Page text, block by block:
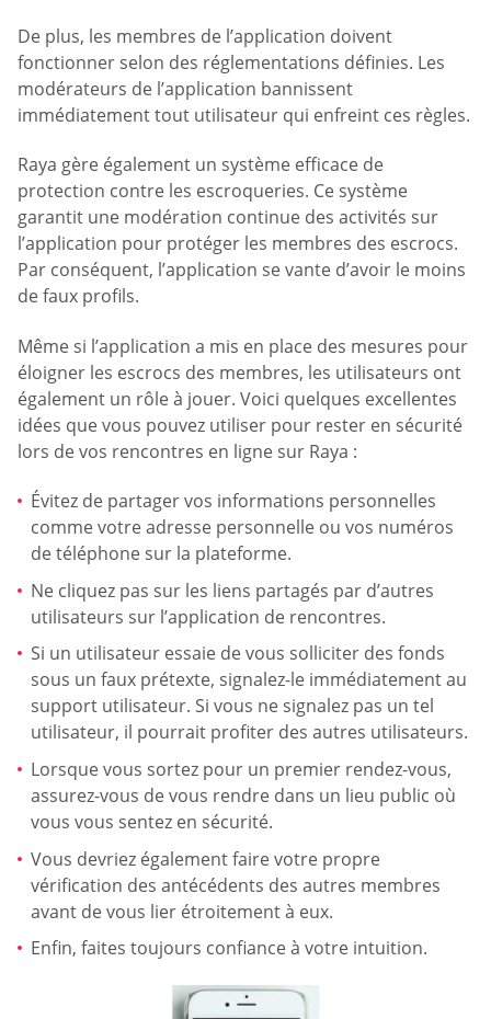
De plus, les membres de l’application doivent
fonctionner selon des réglementations définies. Les
modérateurs de l’application bannissent
immédiatement tout utilisateur qui enfreint ces règles.
Raya gère également un système efficace de
protection contre les escroqueries. Ce système
garantit une modération continue des activités sur
l’application pour protéger les membres des escrocs.
Par conséquent, l’application se vante d’avoir le moins
de faux profils.
Même si l’application a mis en place des mesures pour
éloigner les escrocs des membres, les utilisateurs ont
également un rôle à jouer. Voici quelques excellentes
idées que vous pouvez utiliser pour rester en sécurité
lors de vos rencontres en ligne sur Raya :
Évitez de partager vos informations personnelles
comme votre adresse personnelle ou vos numéros
de téléphone sur la plateforme.
Ne cliquez pas sur les liens partagés par d’autres
utilisateurs sur l’application de rencontres.
Si un utilisateur essaie de vous solliciter des fonds
sous un faux prétexte, signalez-le immédiatement au
support utilisateur. Si vous ne signalez pas un tel
utilisateur, il pourrait profiter des autres utilisateurs.
Lorsque vous sortez pour un premier rendez-vous,
assurez-vous de vous rendre dans un lieu public où
vous vous sentez en sécurité.
Vous devriez également faire votre propre
vérification des antécédents des autres membres
avant de vous lier étroitement à eux.
Enfin, faites toujours confiance à votre intuition.